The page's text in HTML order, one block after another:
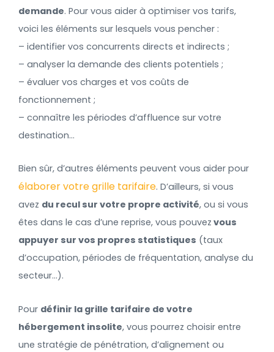
demande. Pour vous aider à optimiser vos tarifs,
voici les éléments sur lesquels vous pencher :
– identifier vos concurrents directs et indirects ;
– analyser la demande des clients potentiels ;
– évaluer vos charges et vos coûts de
fonctionnement ;
– connaître les périodes d’affluence sur votre
destination…
Bien sûr, d’autres éléments peuvent vous aider pour
élaborer votre grille tarifaire. D’ailleurs, si vous
avez du recul sur votre propre activité, ou si vous
êtes dans le cas d’une reprise, vous pouvez vous
appuyer sur vos propres statistiques (taux
d’occupation, périodes de fréquentation, analyse du
secteur…).
Pour définir la grille tarifaire de votre
hébergement insolite, vous pourrez choisir entre
une stratégie de pénétration, d’alignement ou